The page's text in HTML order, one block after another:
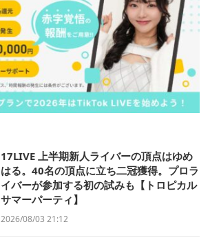
17LIVE 上半期新人ライバーの頂点はゆめ
はる。40名の頂点に立ち二冠獲得。プロラ
イバーが参加する初の試みも【トロピカル
サマーパーティ】
2026/08/03 21:12